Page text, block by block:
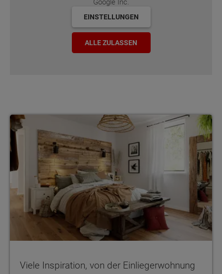
Google Inc.
EINSTELLUNGEN
ALLE ZULASSEN
Viele Inspiration, von der Einliegerwohnung bis zum
Viele Inspiration, von der Einliegerwohnung